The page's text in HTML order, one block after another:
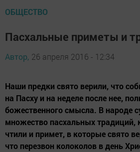
ОБЩЕСТВО
Пасхальные приметы и
Автор, 26 апреля 2016 - 12:34
Наши предки свято верили, что
на Пасху и на неделе после нее,
божественного смысла. В народе
множество пасхальных традиций,
чтили и примет, в которые свято
что перезвон колоколов в день